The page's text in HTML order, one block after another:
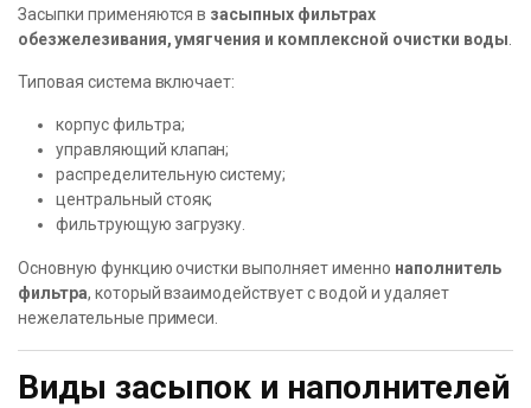
Засыпки применяются в засыпных фильтрах
обезжелезивания, умягчения и комплексной очистки воды
Типовая система включает:
корпус фильтра;
управляющий клапан;
распределительную систему;
центральный стояк;
фильтрующую загрузку.
Основную функцию очистки выполняет именно наполнитель
фильтра, который взаимодействует с водой и удаляет
нежелательные примеси.
Виды засыпок и наполнителей